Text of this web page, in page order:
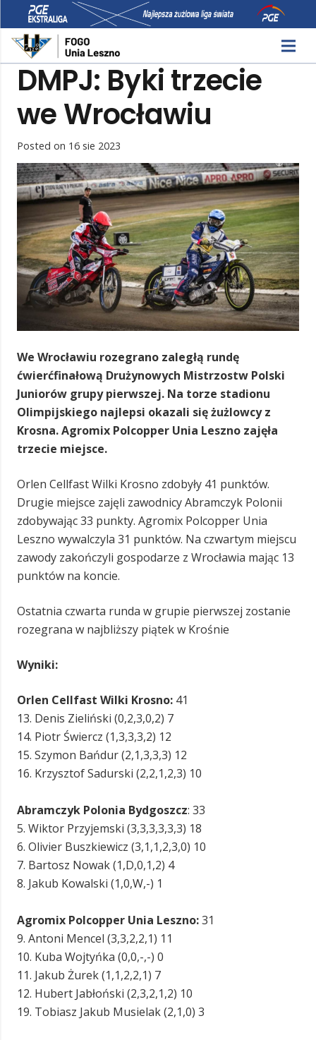
DMPJ: Byki trzecie
we Wrocławiu
Posted on 16 sie 2023
We Wrocławiu rozegrano zaległą rundę
ćwierćfinałową Drużynowych Mistrzostw Polski
Juniorów grupy pierwszej. Na torze stadionu
Olimpijskiego najlepsi okazali się żużlowcy z
Krosna. Agromix Polcopper Unia Leszno zajęła
trzecie miejsce.
Orlen Cellfast Wilki Krosno zdobyły 41 punktów.
Drugie miejsce zajęli zawodnicy Abramczyk Polonii
zdobywając 33 punkty. Agromix Polcopper Unia
Leszno wywalczyla 31 punktów. Na czwartym miejscu
zawody zakończyli gospodarze z Wrocławia mając 13
punktów na koncie.
Ostatnia czwarta runda w grupie pierwszej zostanie
rozegrana w najbliższy piątek w Krośnie
Wyniki:
Orlen Cellfast Wilki Krosno: 41
13. Denis Zieliński (0,2,3,0,2) 7
14. Piotr Świercz (1,3,3,3,2) 12
15. Szymon Bańdur (2,1,3,3,3) 12
16. Krzysztof Sadurski (2,2,1,2,3) 10
Abramczyk Polonia Bydgoszcz: 33
5. Wiktor Przyjemski (3,3,3,3,3,3) 18
6. Olivier Buszkiewicz (3,1,1,2,3,0) 10
7. Bartosz Nowak (1,D,0,1,2) 4
8. Jakub Kowalski (1,0,W,-) 1
Agromix Polcopper Unia Leszno:31
9. Antoni Mencel (3,3,2,2,1) 11
10. Kuba Wojtyńka (0,0,-,-) 0
11. Jakub Żurek (1,1,2,2,1) 7
12. Hubert Jabłoński (2,3,2,1,2) 10
19. Tobiasz Jakub Musielak (2,1,0) 3